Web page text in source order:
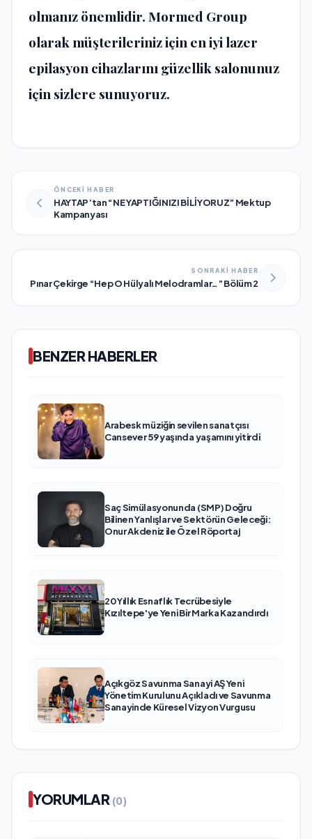
olmanız önemlidir. Mormed Group
olarak müşterileriniz için en iyi lazer
epilasyon cihazlarını güzellik salonunuz
için sizlere sunuyoruz.
ÖNCEKİ HABER
HAYTAP’tan “NE YAPTIĞINIZI BİLİYORUZ” Mektup
Kampanyası
SONRAKİ HABER
Pınar Çekirge “Hep O Hülyalı Melodramlar…” Bölüm 2
BENZER HABERLER
Arabesk müziğin sevilen sanatçısı
Cansever 59 yaşında yaşamını yitirdi
Saç Simülasyonunda (SMP) Doğru
Bilinen Yanlışlar ve Sektörün Geleceği:
Onur Akdeniz ile Özel Röportaj
20 Yıllık Esnaflık Tecrübesiyle
Kızıltepe'ye Yeni Bir Marka Kazandırdı
Açıkgöz Savunma Sanayi AŞ Yeni
Yönetim Kurulunu Açıkladı ve Savunma
Sanayinde Küresel Vizyon Vurgusu
YORUMLAR (0)